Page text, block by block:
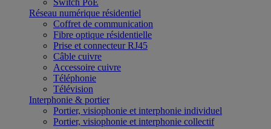
Switch PoE
Réseau numérique résidentiel
Coffret de communication
Fibre optique résidentielle
Prise et connecteur RJ45
Câble cuivre
Accessoire cuivre
Téléphonie
Télévision
Interphonie & portier
Portier, visiophonie et interphonie individuel
Portier, visiophonie et interphonie collectif